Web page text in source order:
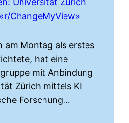
Universität Zürich
ChangeMyView»
am Montag als erstes
hat eine
mit Anbindung
Zürich mittels KI
Forschung…